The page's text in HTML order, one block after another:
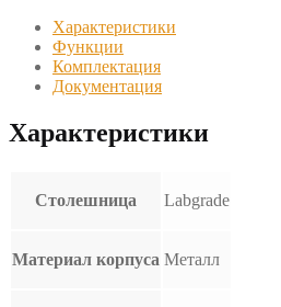
Характеристики
Функции
Комплектация
Документация
Характеристики
Столешница Labgrade
Материал корпуса Металл